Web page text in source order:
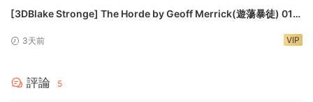
[3DBlake Stronge] The Horde by Geoff Merrick(遊蕩暴徒) 01-
3天前 VIP
評論 5